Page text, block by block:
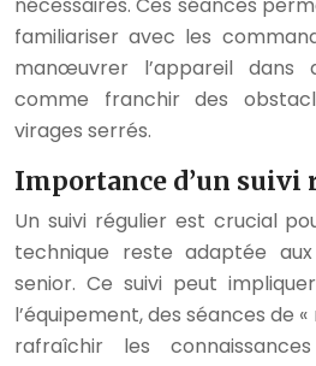
familiariser avec les
manœuvrer l’appareil dans
comme franchir des
virages serrés.
Importance d’un suivi
Un suivi régulier est crucial
technique reste adaptée
senior. Ce suivi peut
l’équipement, des séances de
rafraîchir les